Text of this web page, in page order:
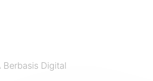
Berbasis Digital